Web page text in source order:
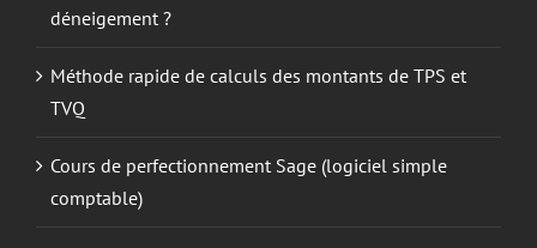
déneigement ?
Méthode rapide de calculs des montants de TPS et
TVQ
Cours de perfectionnement Sage (logiciel simple
comptable)